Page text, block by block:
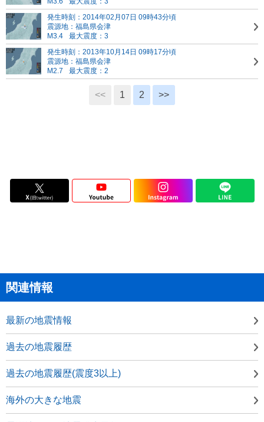
発生時刻：2014年02月07日 09時43分頃
震源地：福島県会津
M3.4
最大震度：3
発生時刻：2013年10月14日 09時17分頃
震源地：福島県会津
M2.7
最大震度：2
<< 1 2 >>
関連情報
最新の地震情報
過去の地震履歴
過去の地震履歴(震度3以上)
海外の大きな地震